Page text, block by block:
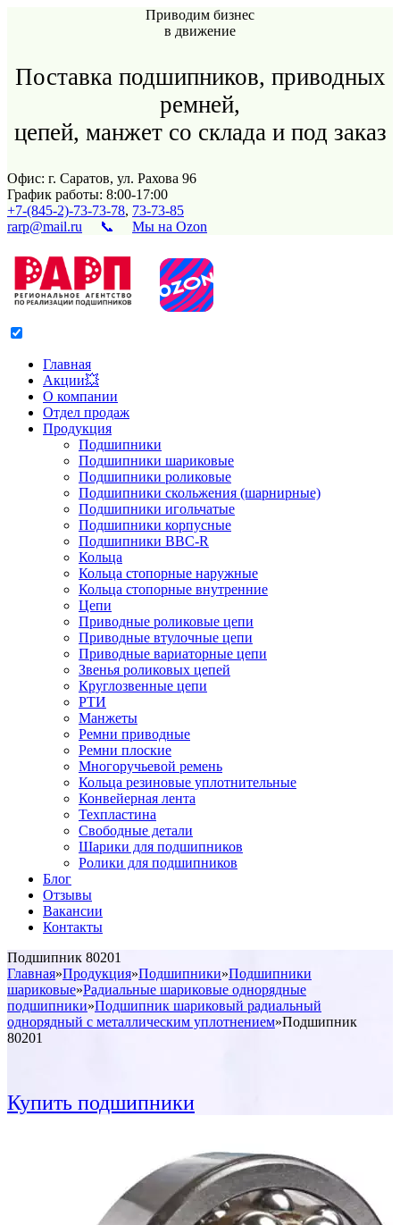
Приводим бизнес
в движение
Поставка подшипников, приводных
ремней,
цепей, манжет со склада и под заказ
Офис: г. Саратов, ул. Рахова 96
График работы: 8:00-17:00
+7-(845-2)-73-73-78, 73-73-85
rarp@mail.ru
📞 Мы на Ozon
Главная
Акции💥
О компании
Отдел продаж
Продукция
Подшипники
Подшипники шариковые
Подшипники роликовые
Подшипники скольжения (шарнирные)
Подшипники игольчатые
Подшипники корпусные
Подшипники BBC-R
Кольца
Кольца стопорные наружные
Кольца стопорные внутренние
Цепи
Приводные роликовые цепи
Приводные втулочные цепи
Приводные вариаторные цепи
Звенья роликовых цепей
Круглозвенные цепи
РТИ
Манжеты
Ремни приводные
Ремни плоские
Многоручьевой ремень
Кольца резиновые уплотнительные
Конвейерная лента
Техпластина
Свободные детали
Шарики для подшипников
Ролики для подшипников
Блог
Отзывы
Вакансии
Контакты
Подшипник 80201
Главная»Продукция»Подшипники»Подшипники
шариковые»Радиальные шариковые однорядные
подшипники»Подшипник шариковый радиальный
однорядный с металлическим уплотнением»Подшипник
80201
Купить подшипники